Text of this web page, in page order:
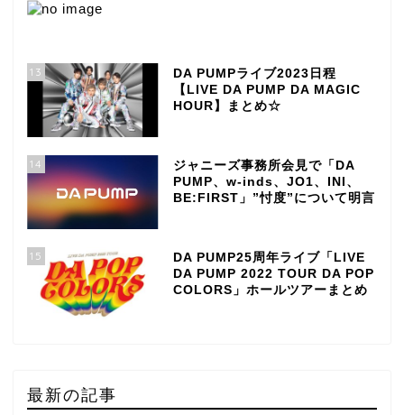
13
DA PUMPライブ2023日程
【LIVE DA PUMP DA MAGIC
HOUR】まとめ☆
14
ジャニーズ事務所会見で「DA
PUMP、w-inds、JO1、INI、
BE:FIRST」”忖度”について明言
15
DA PUMP25周年ライブ「LIVE
DA PUMP 2022 TOUR DA POP
COLORS」ホールツアーまとめ
最新の記事